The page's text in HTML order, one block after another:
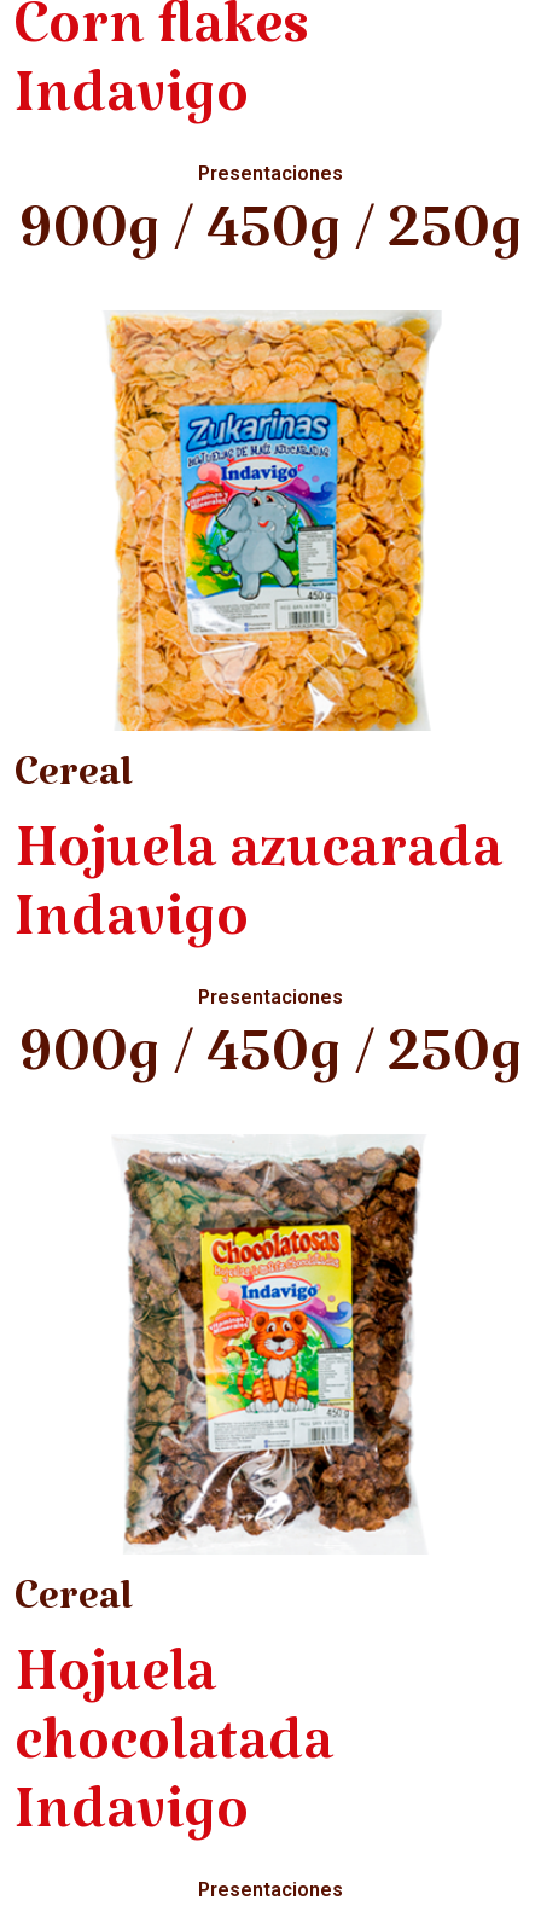
Corn flakes
Indavigo
Presentaciones
900g / 450g / 250g
Cereal
Hojuela azucarada
Indavigo
Presentaciones
900g / 450g / 250g
Cereal
Hojuela
chocolatada
Indavigo
Presentaciones